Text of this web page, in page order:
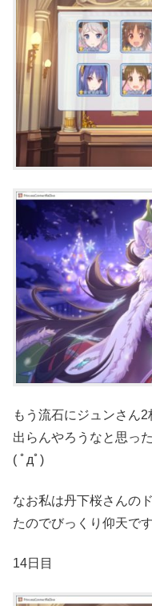
もう流石にジュンさん
出らんやろうなと思っ
( ﾟдﾟ)
なお私は丹下桜さんの
たのでびっくり仰天で
14日目